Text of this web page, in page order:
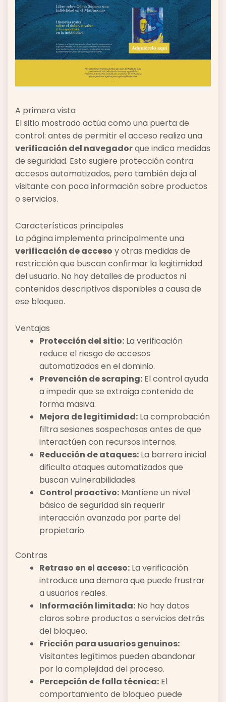
A primera vista
El sitio mostrado actúa como una puerta de
control: antes de permitir el acceso realiza una
verificación del navegadorque indica medidas
de seguridad. Esto sugiere protección contra
accesos automatizados, pero también deja al
visitante con poca información sobre productos
o servicios.
Características principales
La página implementa principalmente una
verificación de acceso y otras medidas de
restricción que buscan confirmar la legitimidad
del usuario. No hay detalles de productos ni
contenidos descriptivos disponibles a causa de
ese bloqueo.
Ventajas
Protección del sitio: La verificación
reduce el riesgo de accesos
automatizados en el dominio.
Prevención de scraping: El control ayuda
a impedir que se extraiga contenido de
forma masiva.
Mejora de legitimidad: La comprobación
filtra sesiones sospechosas antes de que
interactúen con recursos internos.
Reducción de ataques: La barrera inicial
dificulta ataques automatizados que
buscan vulnerabilidades.
Control proactivo: Mantiene un nivel
básico de seguridad sin requerir
interacción avanzada por parte del
propietario.
Contras
Retraso en el acceso: La verificación
introduce una demora que puede frustrar
a usuarios reales.
Información limitada: No hay datos
claros sobre productos o servicios detrás
del bloqueo.
Fricción para usuarios genuinos:
Visitantes legítimos pueden abandonar
por la complejidad del proceso.
Percepción de falla técnica: El
comportamiento de bloqueo puede